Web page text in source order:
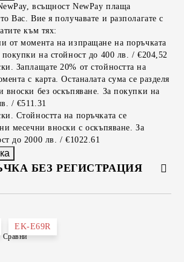
всъщност NewPay плаща
Вас. Вие я получавате и разполагате с
към тях:
от момента на изпращане на поръчката
покупки на стойност до 400 лв. / €204,52
Заплащате 20% от стойността на
с карта. Останалата сума се разделя
вноски без оскъпяване. За покупки на
/ €511.31
Стойността на поръчката се
месечни вноски с оскъпяване. За
до 2000 лв. / €1022.61
БЕЗ РЕГИСТРАЦИЯ
EK-E69R
Сравни